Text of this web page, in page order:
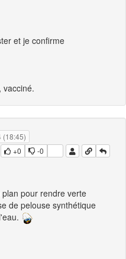
et je confirme
vacciné.
(18:45)
+0
-0
pour rendre verte
de pelouse synthétique